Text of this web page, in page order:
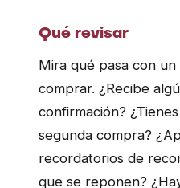
Qué revisar
Mira qué pasa con
comprar. ¿Recibe
confirmación?
segunda compra?
recordatorios de
que se reponen?